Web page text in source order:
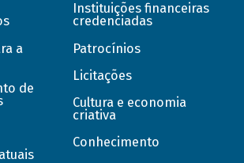
a
de
Instituições financeiras
credenciadas
Patrocínios
Licitações
Cultura e economia
criativa
Conhecimento